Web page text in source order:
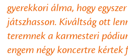
gyerekkori álma, hogy
játszhasson. Kiváltság ott
teremnek a karmesteri
engem négy koncertre kértek